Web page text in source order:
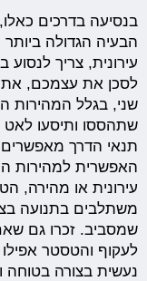
בנסיעה בדרכים
הבעיה הגדולה
עירונית, צריך
לסכן את עצמכם,
שני, בגלל המהירות
שתהססו ותיסעו
תנאי הדרך
האפשרית למהירות
עירונית או מהירה,
משתלבים בתנועה
שמסביב. זכרו גם
לעקוף והטסטר
נעשית בצורה בטוחה